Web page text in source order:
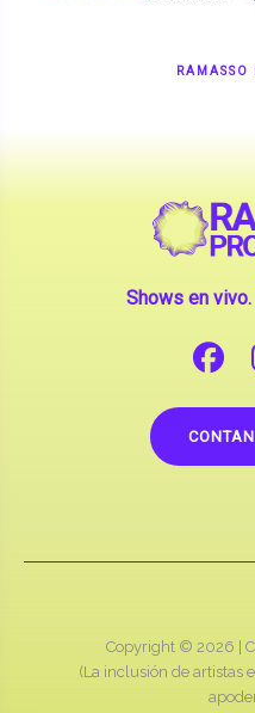
RAMASSO
Shows en
Copyright © 2026 |
(La inclusión de artistas